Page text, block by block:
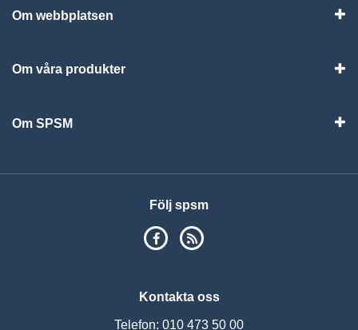
Om webbplatsen
Om våra produkter
Om SPSM
Följ spsm
SPSM på Facebook
Kontakta oss
Telefon: 010 473 50 00